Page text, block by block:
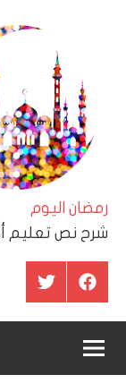
رمضان اليوم
شرح نص تعليم
عنصر
القائمة
عنصر
القائمة